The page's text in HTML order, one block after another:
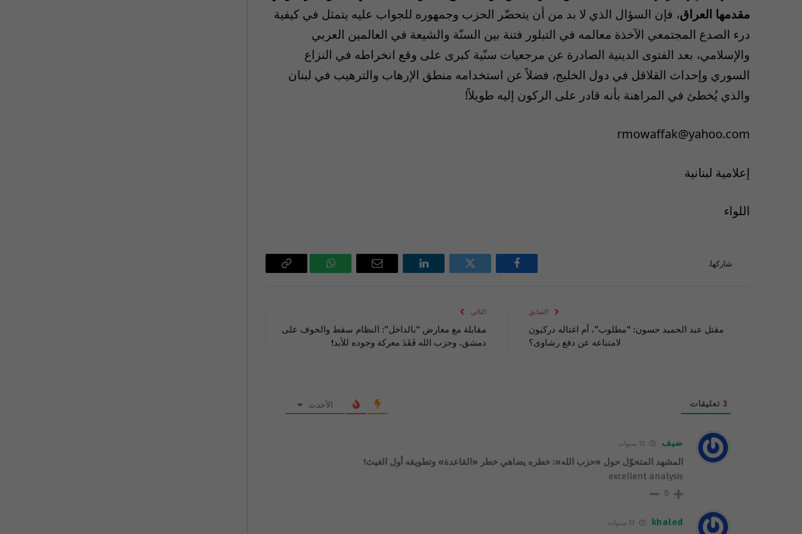
مقدمها العراق، فإن السؤال الذي لا بد من أن يتحضّر الحزب وجمهوره للجواب عليه يتمثل في كيفية
درء الصدع المجتمعي الآخذة معالمه في التبلور فتنة بين السنّة والشيعة في العالمين العربي
والإسلامي، بعد الفتوى الدينية الصادرة عن مرجعيات سنّية كبرى على وقع انخراطه في النزاع
السوري وإحداث القلاقل في دول الخليج، فضلاً عن استخدامه منطق الإرهاب والترهيب في لبنان
والذي يُخطئ في المراهنة بأنه قادر على الركون إليه طويلاً!
rmowaffak@yahoo.com
إعلامية لبنانية
اللواء
شاركها.
فيسبوك تويتر لينكدإن
البريد
واتساب
Copy
السابق
مقتل عبد الحميد حسون: “مطلوب”، أم اغتاله دركيون
لامتناعه عن دفع رشاوى؟
التالي
‎مقابلة مع معارض “بالداخل”: النظام سقط والخوف على
دمشق، وحزب الله فَقَدَ معركة وجوده للأبد‫!
3 تعليقات الأحدث
ضيف
المشهد المتحوّل حول «حزب الله»: خطره يضاهي خطر «القاعدة» وتطويقه أول الغيث!
excellent analysis
0
khaled